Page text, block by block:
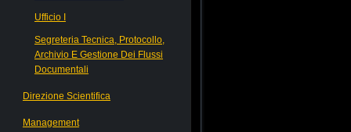
Ufficio I
Segreteria Tecnica, Protocollo,
Archivio E Gestione Dei Flussi
Documentali
Direzione Scientifica
Management